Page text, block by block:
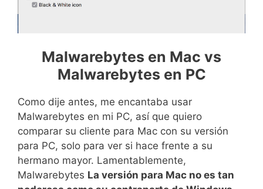
Malwarebytes en Mac vs
Malwarebytes en PC
Como dije antes, me encantaba usar
Malwarebytes en mi PC, así que quiero
comparar su cliente para Mac con su versión
para PC, solo para ver si hace frente a su
hermano mayor. Lamentablemente,
Malwarebytes La versión para Mac no es tan